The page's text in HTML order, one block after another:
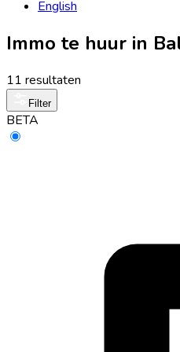
English
Immo te huur in
11 resultaten
Filter
BETA